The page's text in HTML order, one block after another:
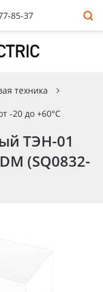
85-37
техника
-20 до +60°C
ТЭН-01
(SQ0832-